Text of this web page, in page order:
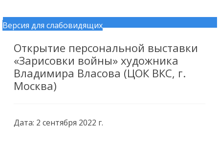
Версия для слабовидящих Перейти к содержимому
Открытие персональной выставки
«Зарисовки войны» художника
Владимира Власова (ЦОК ВКС, г.
Москва)
Дата: 2 сентября 2022 г.